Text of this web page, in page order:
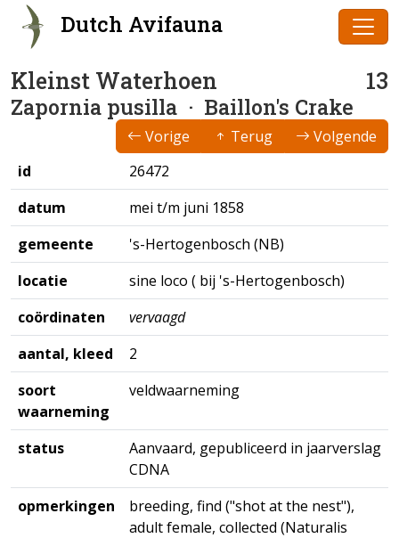
Dutch Avifauna
Kleinst Waterhoen 13
Zapornia pusilla · Baillon's Crake
Vorige Terug
Volgende
id
26472
datum
mei t/m juni 1858
gemeente
's-Hertogenbosch (NB)
locatie
sine loco ( bij 's-Hertogenbosch)
coördinaten
vervaagd
aantal, kleed
2
soort
waarneming
veldwaarneming
status
Aanvaard, gepubliceerd in jaarverslag
CDNA
opmerkingen
breeding, find ("shot at the nest"),
adult female, collected (Naturalis